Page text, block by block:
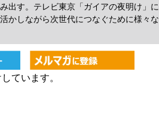
出す。テレビ東京「ガイアの夜明け」
かしながら次世代につなぐために様々
ています。